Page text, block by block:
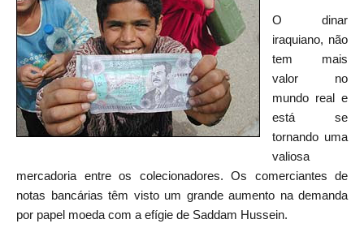
O dinar
iraquiano, não
tem mais
valor no
mundo real e
está se
tornando uma
valiosa
mercadoria entre os colecionadores. Os comerciantes de
notas bancárias têm visto um grande aumento na demanda
por papel moeda com a efígie de Saddam Hussein.